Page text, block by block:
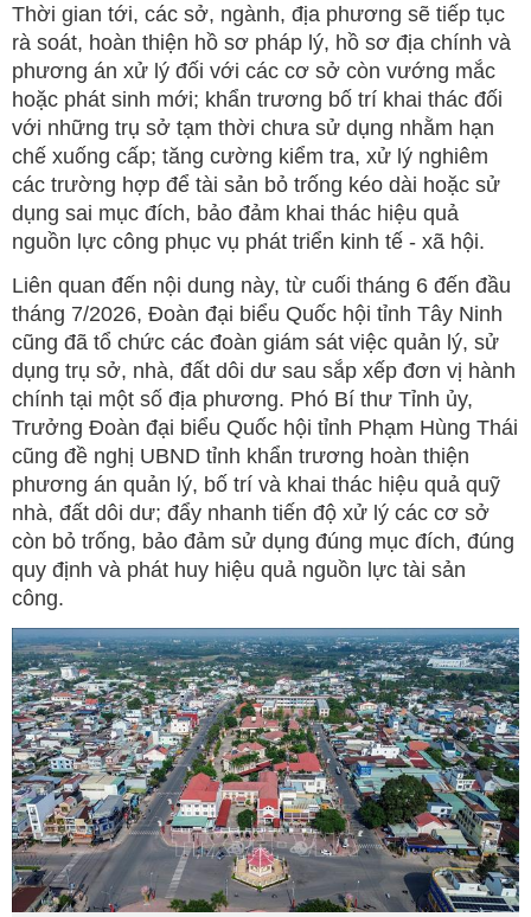
Thời gian tới, các sở, ngành, địa phương sẽ tiếp tục
rà soát, hoàn thiện hồ sơ pháp lý, hồ sơ địa chính và
phương án xử lý đối với các cơ sở còn vướng mắc
hoặc phát sinh mới; khẩn trương bố trí khai thác đối
với những trụ sở tạm thời chưa sử dụng nhằm hạn
chế xuống cấp; tăng cường kiểm tra, xử lý nghiêm
các trường hợp để tài sản bỏ trống kéo dài hoặc sử
dụng sai mục đích, bảo đảm khai thác hiệu quả
nguồn lực công phục vụ phát triển kinh tế - xã hội.
Liên quan đến nội dung này, từ cuối tháng 6 đến đầu
tháng 7/2026, Đoàn đại biểu Quốc hội tỉnh Tây Ninh
cũng đã tổ chức các đoàn giám sát việc quản lý, sử
dụng trụ sở, nhà, đất dôi dư sau sắp xếp đơn vị hành
chính tại một số địa phương. Phó Bí thư Tỉnh ủy,
Trưởng Đoàn đại biểu Quốc hội tỉnh Phạm Hùng Thái
cũng đề nghị UBND tỉnh khẩn trương hoàn thiện
phương án quản lý, bố trí và khai thác hiệu quả quỹ
nhà, đất dôi dư; đẩy nhanh tiến độ xử lý các cơ sở
còn bỏ trống, bảo đảm sử dụng đúng mục đích, đúng
quy định và phát huy hiệu quả nguồn lực tài sản
công.